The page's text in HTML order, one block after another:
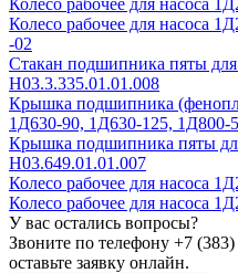
Колесо рабочее для насоса
-02
Стакан подшипника пяты
Н03.3.335.01.01.008
Крышка подшипника
1Д630-90, 1Д630-125, 1Д800-
Крышка подшипника пяты
Н03.649.01.01.007
Колесо рабочее для насоса
Колесо рабочее для насоса
У вас остались вопросы?
Звоните по телефону +7
оставьте заявку онлайн.